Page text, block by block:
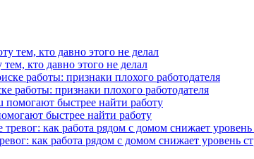
кто давно этого не делал
работы: признаки плохого работодателя
быстрее найти работу
как работа рядом с домом снижает уровень